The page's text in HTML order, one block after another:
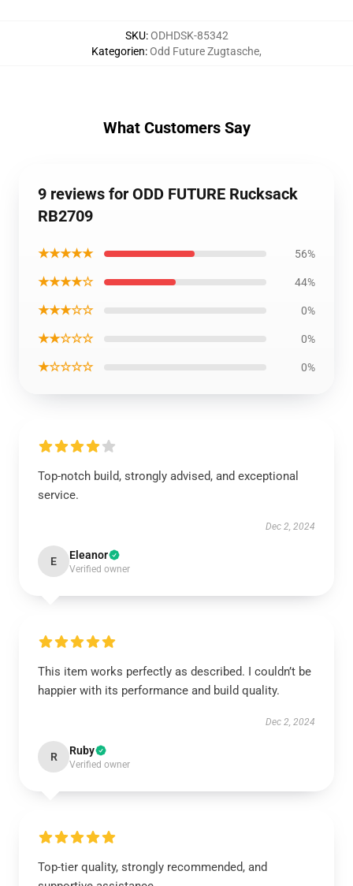
SKU:ODHDSK-85342
Kategorien:Odd Future Zugtasche,
What Customers Say
9 reviews for ODD FUTURE Rucksack
RB2709
★★★★★ 56%
★★★★☆ 44%
★★★☆☆ 0%
★★☆☆☆ 0%
★☆☆☆☆ 0%
Top-notch build, strongly advised, and exceptional
service.
Dec 2, 2024
E Eleanor
Verified owner
This item works perfectly as described. I couldn’t be
happier with its performance and build quality.
Dec 2, 2024
R Ruby
Verified owner
Top-tier quality, strongly recommended, and